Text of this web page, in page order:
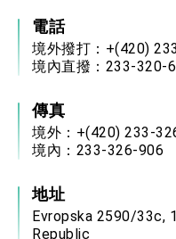
明臺美合作
領 下一個世
外交部長林
外交部長林
會」訪問團
利戰略地位
電話
境外撥打：+(420)
境內直撥：233-320-
傳真
境外：+(420) 233-
境內：233-326-906
地址
Evropska 2590/33c,
Republic